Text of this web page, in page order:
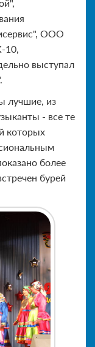
ООО
10,
выступал
лучшие, из
- все те
которых
более
бурей